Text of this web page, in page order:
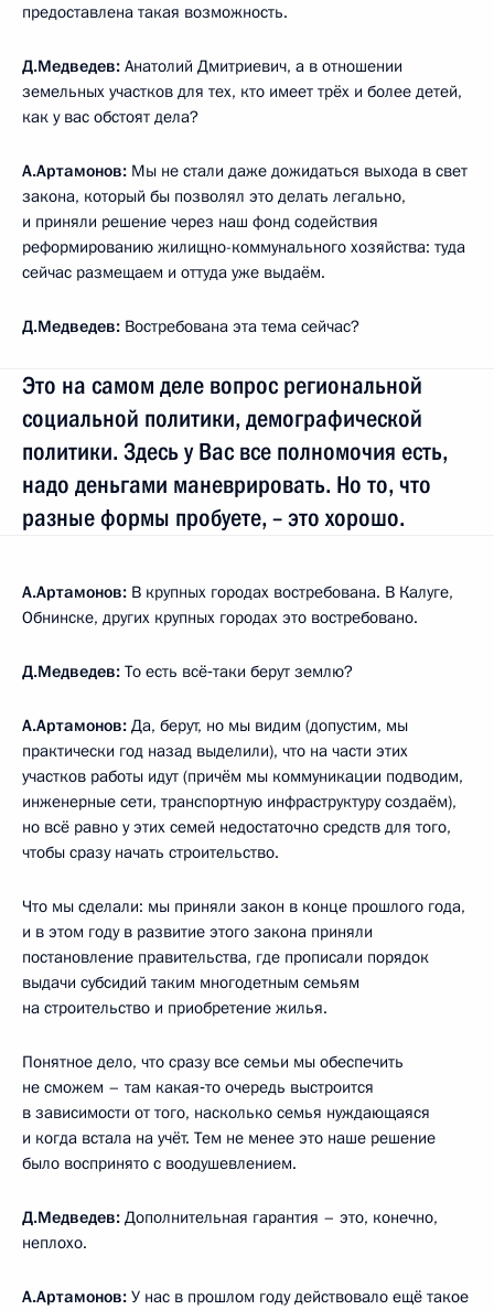
предоставлена такая возможность.
Д.Медведев: Анатолий Дмитриевич, а в отношении
земельных участков для тех, кто имеет трёх и более детей,
как у вас обстоят дела?
А.Артамонов: Мы не стали даже дожидаться выхода в свет
закона, который бы позволял это делать легально,
и приняли решение через наш фонд содействия
реформированию жилищно-коммунального хозяйства: туда
сейчас размещаем и оттуда уже выдаём.
Д.Медведев: Востребована эта тема сейчас?
Это на самом деле вопрос региональной
социальной политики, демографической
политики. Здесь у Вас все полномочия есть,
надо деньгами маневрировать. Но то, что
разные формы пробуете, – это хорошо.
А.Артамонов: В крупных городах востребована. В Калуге,
Обнинске, других крупных городах это востребовано.
Д.Медведев: То есть всё‑таки берут землю?
А.Артамонов: Да, берут, но мы видим (допустим, мы
практически год назад выделили), что на части этих
участков работы идут (причём мы коммуникации подводим,
инженерные сети, транспортную инфраструктуру создаём),
но всё равно у этих семей недостаточно средств для того,
чтобы сразу начать строительство.
Что мы сделали: мы приняли закон в конце прошлого года,
и в этом году в развитие этого закона приняли
постановление правительства, где прописали порядок
выдачи субсидий таким многодетным семьям
на строительство и приобретение жилья.
Понятное дело, что сразу все семьи мы обеспечить
не сможем – там какая‑то очередь выстроится
в зависимости от того, насколько семья нуждающаяся
и когда встала на учёт. Тем не менее это наше решение
было воспринято с воодушевлением.
Д.Медведев: Дополнительная гарантия – это, конечно,
неплохо.
А.Артамонов: У нас в прошлом году действовало ещё такое